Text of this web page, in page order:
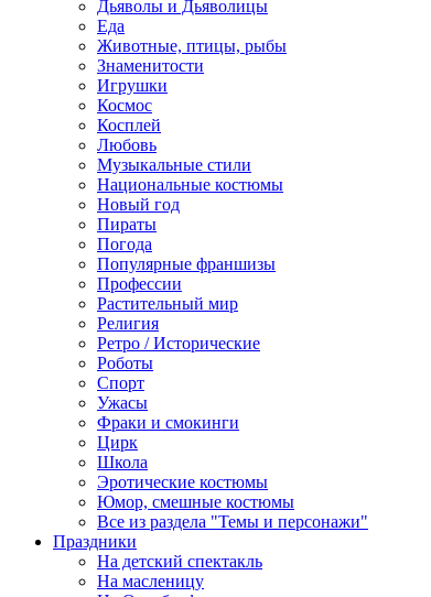
Дьяволы и Дьяволицы
Еда
Животные, птицы, рыбы
Знаменитости
Игрушки
Космос
Косплей
Любовь
Музыкальные стили
Национальные костюмы
Новый год
Пираты
Погода
Популярные франшизы
Профессии
Растительный мир
Религия
Ретро / Исторические
Роботы
Спорт
Ужасы
Фраки и смокинги
Цирк
Школа
Эротические костюмы
Юмор, смешные костюмы
Все из раздела "Темы и персонажи"
Праздники
На детский спектакль
На масленицу